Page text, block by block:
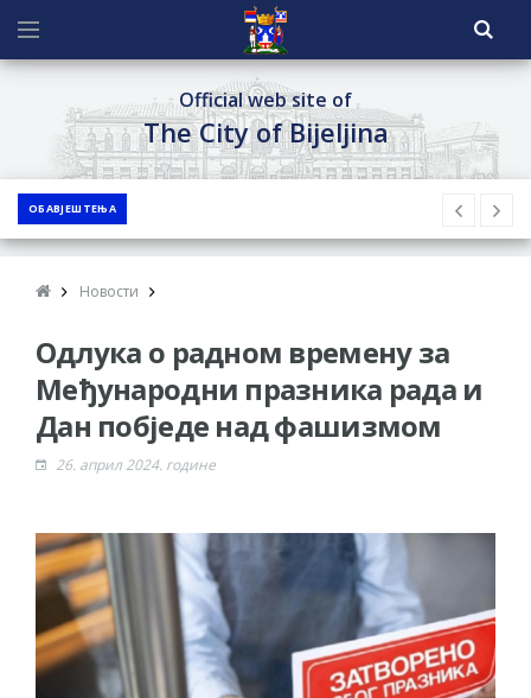
Official web site of
The City of Bijeljina
ОБАВЈЕШТЕЊА
Новости
Одлука о радном времену за
Међународни празника рада и
Дан побједе над фашизмом
26. април 2024. године